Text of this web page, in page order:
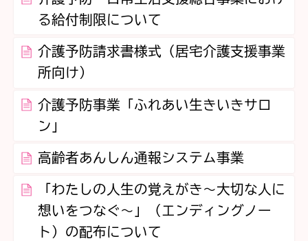
る給付制限について
介護予防請求書様式（居宅介護支援事業
所向け）
介護予防事業「ふれあい生きいきサロ
ン」
高齢者あんしん通報システム事業
「わたしの人生の覚えがき～大切な人に
想いをつなぐ～」（エンディングノー
ト）の配布について